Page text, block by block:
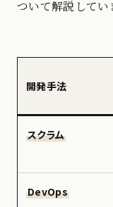
ついて解説してい
開発手法
スクラム
DevOps